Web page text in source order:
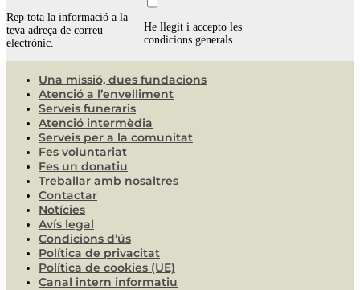
Rep tota la informació a la
teva adreça de correu
electrònic.
He llegit i accepto les
condicions generals
Una missió, dues fundacions
Atenció a l’envelliment
Serveis funeraris
Atenció intermèdia
Serveis per a la comunitat
Fes voluntariat
Fes un donatiu
Treballar amb nosaltres
Contactar
Notícies
Avís legal
Condicions d’ús
Política de privacitat
Política de cookies (UE)
Canal intern informatiu